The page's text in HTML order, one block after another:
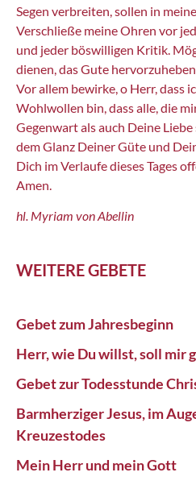
Segen verbreiten, sollen in
Verschließe meine Ohren vor
und jeder böswilligen Kritik.
dienen, das Gute
Vor allem bewirke, o Herr, dass
Wohlwollen bin, dass alle, die
Gegenwart als auch Deine
dem Glanz Deiner Güte und
Dich im Verlaufe dieses Tages
Amen.
hl. Myriam von Abellin
WEITERE GEBETE
Gebet zum Jahresbeginn
Herr, wie Du willst, soll mir
Gebet zur Todesstunde
Barmherziger Jesus, im
Kreuzestodes
Mein Herr und mein Gott